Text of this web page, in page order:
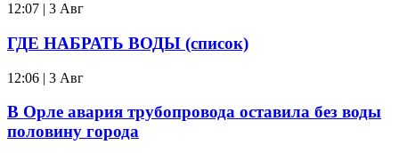
12:07 | 3 Авг
ГДЕ НАБРАТЬ ВОДЫ (список)
12:06 | 3 Авг
В Орле авария трубопровода оставила без воды
половину города